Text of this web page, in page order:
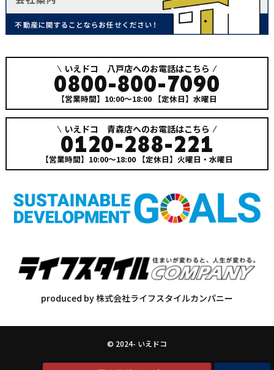
いえドコ 八戸店へのお電話はこちら
0800-800-7090
【営業時間】10:00～18:00 【定休日】水曜日
いえドコ 青森店へのお電話はこちら
0120-288-221
【営業時間】10:00～18:00 【定休日】火曜日・水曜日
produced by 株式会社ライフスタイルカンパニー
© 2024- いえドコ